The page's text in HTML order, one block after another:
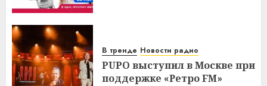
В тренде Новости радио
PUPO выступил в Москве при
поддержке «Ретро FM»